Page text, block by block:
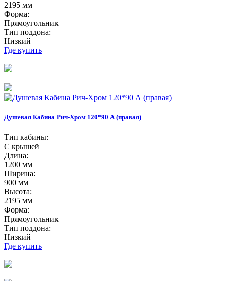
2195 мм
Форма:
Прямоугольник
Тип поддона:
Низкий
Где купить
Душевая Кабина Рич-Хром 120*90 А (правая)
Тип кабины:
С крышей
Длина:
1200 мм
Ширина:
900 мм
Высота:
2195 мм
Форма:
Прямоугольник
Тип поддона:
Низкий
Где купить